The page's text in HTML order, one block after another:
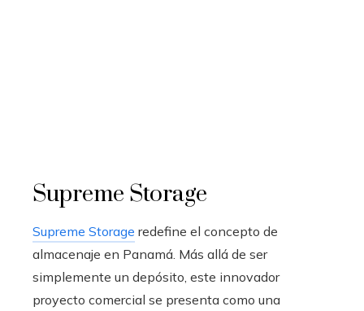
Supreme Storage
Supreme Storage redefine el concepto de
almacenaje en Panamá. Más allá de ser
simplemente un depósito, este innovador
proyecto comercial se presenta como una